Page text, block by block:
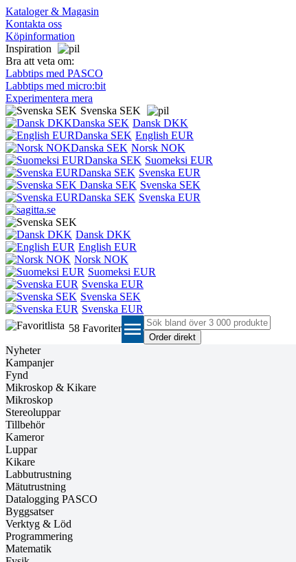
Kataloger & Magasin
Kontakta oss
Köpinformation
Inspiration
Bra att veta om:
Labbtips med PASCO
Labbtips med micro:bit
Experimentera mera
Svenska SEK
Dansk DKK
English EUR
Norsk NOK
Suomeksi EUR
Svenska EUR
Svenska SEK
Svenska EUR
Dansk DKK
English EUR
Norsk NOK
Suomeksi EUR
Svenska EUR
Svenska SEK
Svenska EUR
58 Favoriter menu
Nyheter
Kampanjer
Fynd
Mikroskop & Kikare
Mikroskop
Stereoluppar
Tillbehör
Kameror
Luppar
Kikare
Labbutrustning
Mätutrustning
Datalogging PASCO
Byggsatser
Verktyg & Löd
Programmering
Matematik